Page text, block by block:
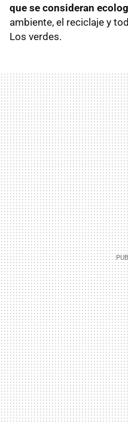
que se consideran
ambiente, el reciclaje y
Los verdes.